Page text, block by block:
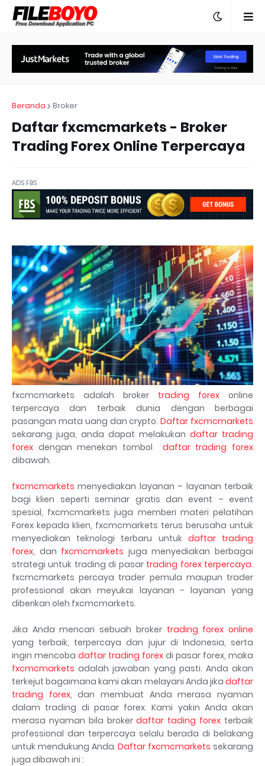
Beranda Broker
Daftar fxcmcmarkets - Broker
Trading Forex Online Terpercaya
ADS FBS
fxcmcmarkets adalah broker trading forex online
terpercaya dan terbaik dunia dengan berbagai
pasangan mata uang dan crypto.Daftar fxcmcmarkets
sekarang juga, anda dapat melakukan daftar trading
forex dengan menekan tombol daftar trading forex
dibawah.
fxcmcmarkets menyediakan layanan – layanan terbaik
bagi klien seperti seminar gratis dan event – event
spesial, fxcmcmarkets juga memberi materi pelatihan
Forex kepada klien, fxcmcmarkets terus berusaha untuk
menyediakan teknologi terbaru untuk daftar trading
forex, dan fxcmcmarkets juga menyediakan berbagai
strategi untuk trading di pasar trading forex terpercaya.
fxcmcmarkets percaya trader pemula maupun trader
professional akan meyukai layanan - layanan yang
diberikan oleh fxcmcmarkets.
Jika Anda mencari sebuah broker trading forex online
yang terbaik, terpercaya dan jujur di Indonesia, serta
ingin mencoba daftar trading forex di pasar forex, maka
fxcmcmarkets adalah jawaban yang pasti. Anda akan
terkejut bagaimana kami akan melayani Anda jika daftar
trading forex, dan membuat Anda merasa nyaman
dalam trading di pasar forex. Kami yakin Anda akan
merasa nyaman bila brokerdaftar tading forex terbaik
professional dan terpercaya selalu berada di belakang
untuk mendukung Anda.Daftar fxcmcmarkets sekarang
juga dibawah ini :